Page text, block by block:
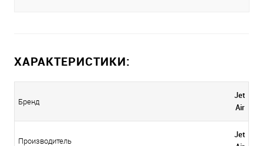
ХАРАКТЕРИСТИКИ:
Бренд
Jet
Air
Производитель
Jet